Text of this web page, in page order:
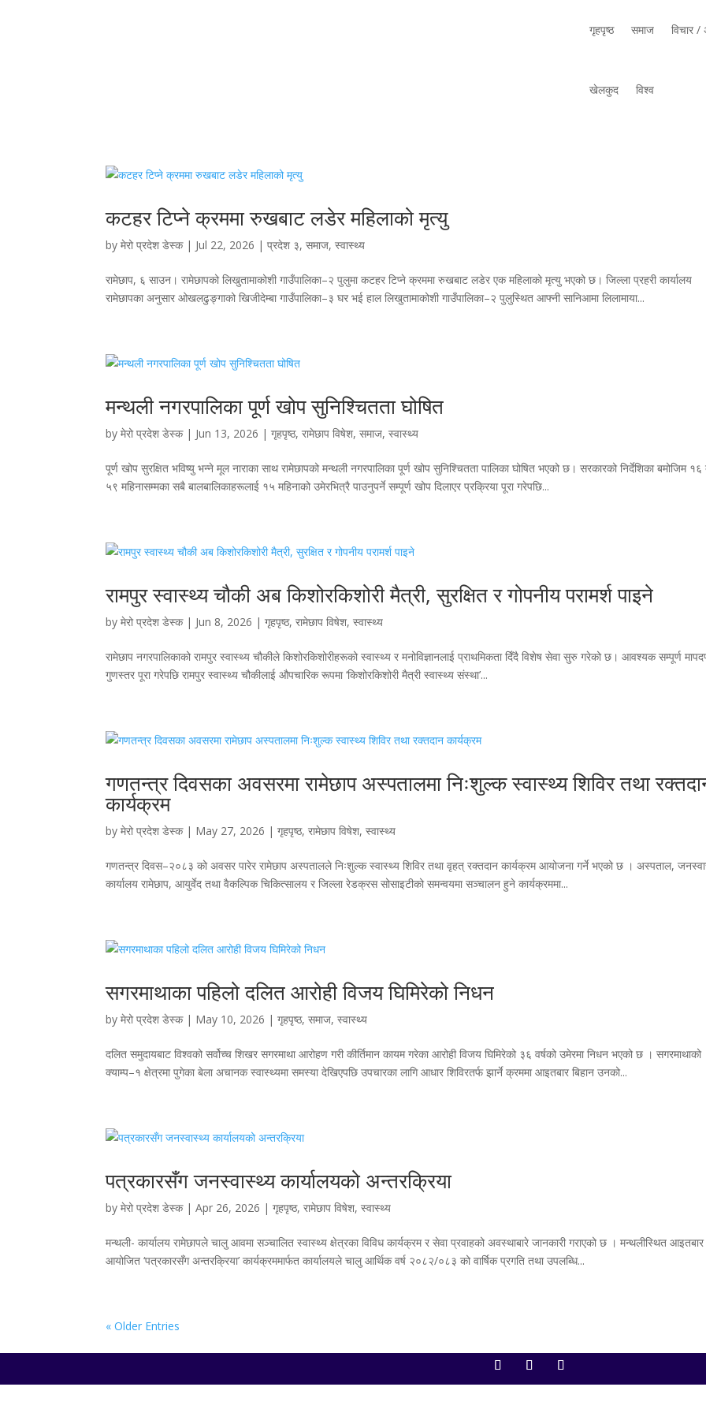
गृहपृष्ठ समाज विचार /
खेलकुद विश्व
कटहर टिप्ने क्रममा रुखबाट लडेर महिलाको मृत्यु
byमेरो प्रदेश डेस्क| Jul 22, 2026 |प्रदेश ३,समाज,स्वास्थ्य
रामेछाप, ६ साउन। रामेछापको लिखुतामाकोशी गाउँपालिका–२ पुलुमा कटहर टिप्ने क्रममा रुखबाट लडेर एक महिलाको मृत्यु भएको छ। जिल्ला प्रहरी कार्यालय
रामेछापका अनुसार ओखलढुङ्गाको खिजीदेम्बा गाउँपालिका–३ घर भई हाल लिखुतामाकोशी गाउँपालिका–२ पुलुस्थित आफ्नी सानिआमा लिलामाया...
मन्थली नगरपालिका पूर्ण खोप सुनिश्चितता घोषित
byमेरो प्रदेश डेस्क| Jun 13, 2026 |गृहपृष्ठ,रामेछाप विषेश,समाज,स्वास्थ्य
पूर्ण खोप सुरक्षित भविष्यु भन्ने मूल नाराका साथ रामेछापको मन्थली नगरपालिका पूर्ण खोप सुनिश्चितता पालिका घोषित भएको छ। सरकारको निर्देशिका बमोजिम
५९ महिनासम्मका सबै बालबालिकाहरूलाई १५ महिनाको उमेरभित्रै पाउनुपर्ने सम्पूर्ण खोप दिलाएर प्रक्रिया पूरा गरेपछि...
रामपुर स्वास्थ्य चौकी अब किशोरकिशोरी मैत्री, सुरक्षित र गोपनीय परामर्श पाइने
byमेरो प्रदेश डेस्क| Jun 8, 2026 |गृहपृष्ठ,रामेछाप विषेश,स्वास्थ्य
रामेछाप नगरपालिकाको रामपुर स्वास्थ्य चौकीले किशोरकिशोरीहरूको स्वास्थ्य र मनोविज्ञानलाई प्राथमिकता दिँदै विशेष सेवा सुरु गरेको छ। आवश्यक सम्पूर्ण
गुणस्तर पूरा गरेपछि रामपुर स्वास्थ्य चौकीलाई औपचारिक रूपमा ‘किशोरकिशोरी मैत्री स्वास्थ्य संस्था’...
गणतन्त्र दिवसका अवसरमा रामेछाप अस्पतालमा निःशुल्क स्वास्थ्य शिविर तथा
कार्यक्रम
byमेरो प्रदेश डेस्क| May 27, 2026 |गृहपृष्ठ,रामेछाप विषेश,स्वास्थ्य
गणतन्त्र दिवस–२०८३ को अवसर पारेर रामेछाप अस्पतालले निःशुल्क स्वास्थ्य शिविर तथा वृहत् रक्तदान कार्यक्रम आयोजना गर्ने भएको छ । अस्पताल,
कार्यालय रामेछाप, आयुर्वेद तथा वैकल्पिक चिकित्सालय र जिल्ला रेडक्रस सोसाइटीको समन्वयमा सञ्चालन हुने कार्यक्रममा...
सगरमाथाका पहिलो दलित आरोही विजय घिमिरेको निधन
byमेरो प्रदेश डेस्क| May 10, 2026 |गृहपृष्ठ,समाज,स्वास्थ्य
दलित समुदायबाट विश्वको सर्वोच्च शिखर सगरमाथा आरोहण गरी कीर्तिमान कायम गरेका आरोही विजय घिमिरेको ३६ वर्षको उमेरमा निधन भएको छ । सगरमाथाको
क्याम्प–१ क्षेत्रमा पुगेका बेला अचानक स्वास्थ्यमा समस्या देखिएपछि उपचारका लागि आधार शिविरतर्फ झार्ने क्रममा आइतबार बिहान उनको...
पत्रकारसँग जनस्वास्थ्य कार्यालयको अन्तरक्रिया
byमेरो प्रदेश डेस्क|Apr 26, 2026 |गृहपृष्ठ,रामेछाप विषेश,स्वास्थ्य
मन्थली- कार्यालय रामेछापले चालु आवमा सञ्चालित स्वास्थ्य क्षेत्रका विविध कार्यक्रम र सेवा प्रवाहको अवस्थाबारे जानकारी गराएको छ ।‌ मन्थलीस्थित आइतबार
आयोजित ‘पत्रकारसँग अन्तरक्रिया’ कार्यक्रममार्फत कार्यालयले चालु आर्थिक वर्ष २०८२/०८३ को वार्षिक प्रगति तथा उपलब्धि...
« Older Entries